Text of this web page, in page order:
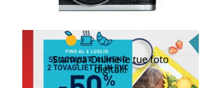
Stampa Online le tue foto
digitali!